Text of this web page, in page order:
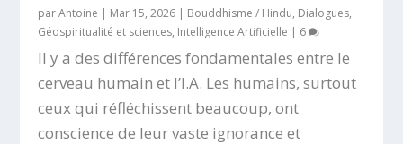
parAntoine | Mar 15, 2026 | Bouddhisme / Hindu, Dialogues,
Géospiritualité et sciences, Intelligence Artificielle | 6
Il y a des différences fondamentales entre le
cerveau humain et l’I.A. Les humains, surtout
ceux qui réfléchissent beaucoup, ont
conscience de leur vaste ignorance et